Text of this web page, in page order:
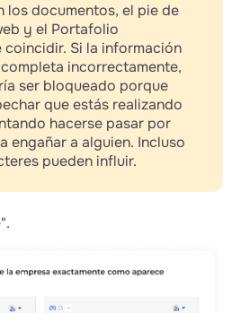
los documentos, el pie de
y el Portafolio
coincidir. Si la información
incorrectamente,
ser bloqueado porque
que estás realizando
hacerse pasar por
engañar a alguien. Incluso
pueden influir.